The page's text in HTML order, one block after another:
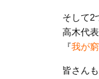
そして2
高木代
『我が
皆さん